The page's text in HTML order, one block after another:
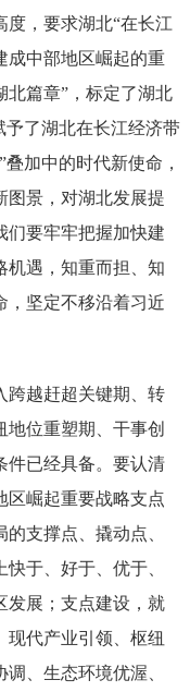
，要求湖北“在长江
成中部地区崛起的重
北篇章”，标定了湖北
予了湖北在长江经济带
加中的时代新使命，
图景，对湖北发展提
们要牢牢把握加快建
机遇，知重而担、知
，坚定不移沿着习近
跨越赶超关键期、转
位重塑期、干事创
件已经具备。要认清
区崛起重要战略支点
支撑点、撬动点、
于、好于、优于、
发展；支点建设，就
现代产业引领、枢纽
、生态环境优渥、